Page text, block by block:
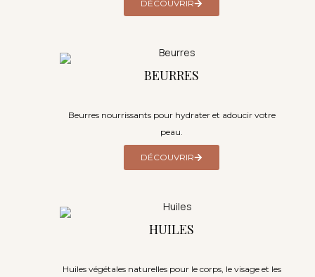
DÉCOUVRIR
BEURRES
Beurres nourrissants pour hydrater et adoucir votre
peau.
DÉCOUVRIR
HUILES
Huiles végétales naturelles pour le corps, le visage et les